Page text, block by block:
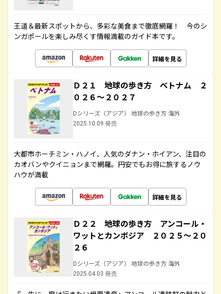
王道＆最新スポットから、多彩な美食まで徹底網羅！ 今のシ
ンガポールを楽しみ尽くす情報満載のガイド本です。
詳細を見る
Ｄ２１ 地球の歩き方 ベトナム ２
０２６～２０２７
Dシリーズ（アジア） 地球の歩き方 海外
2025.10.09 発売
大都市ホーチミン・ハノイ、人気のダナン・ホイアン、注目の
カオバンやクイニョンまで網羅。円安でもお得に旅するノウ
ハウが満載
詳細を見る
Ｄ２２ 地球の歩き方 アンコール・
ワットとカンボジア ２０２５～２０
２６
Dシリーズ（アジア） 地球の歩き方 海外
2025.04.03 発売